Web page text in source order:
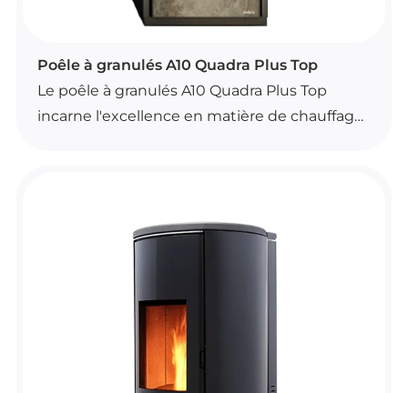
POÊLES À GRANULÉS
Poêle à granulés A10 Quadra Plus Top
Le poêle à granulés A10 Quadra Plus Top
incarne l'excellence en matière de chauffage
une équipe d'expert installateur de poêle à
granulés A10 Quadra Plus Top.